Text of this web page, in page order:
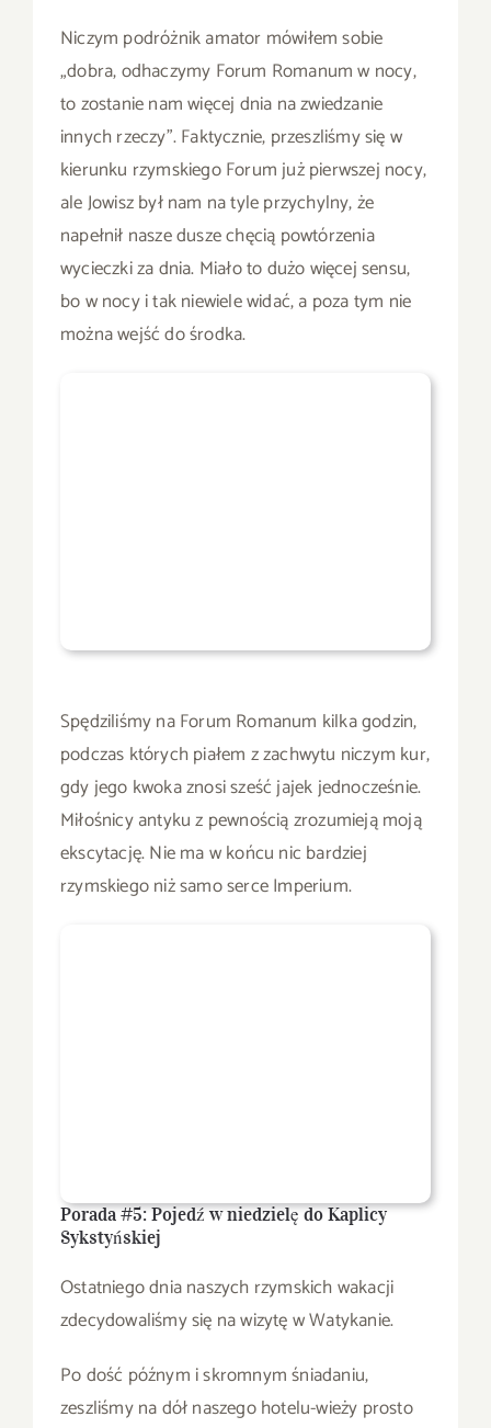
Niczym podróżnik amator mówiłem sobie
„dobra, odhaczymy Forum Romanum w nocy,
to zostanie nam więcej dnia na zwiedzanie
innych rzeczy”. Faktycznie, przeszliśmy się w
kierunku rzymskiego Forum już pierwszej nocy,
ale Jowisz był nam na tyle przychylny, że
napełnił nasze dusze chęcią powtórzenia
wycieczki za dnia. Miało to dużo więcej sensu,
bo w nocy i tak niewiele widać, a poza tym nie
można wejść do środka.
Spędziliśmy na Forum Romanum kilka godzin,
podczas których piałem z zachwytu niczym kur,
gdy jego kwoka znosi sześć jajek jednocześnie.
Miłośnicy antyku z pewnością zrozumieją moją
ekscytację. Nie ma w końcu nic bardziej
rzymskiego niż samo serce Imperium.
Porada #5: Pojedź w niedzielę do Kaplicy
Sykstyńskiej
Ostatniego dnia naszych rzymskich wakacji
zdecydowaliśmy się na wizytę w Watykanie.
Po dość późnym i skromnym śniadaniu,
zeszliśmy na dół naszego hotelu-wieży prosto